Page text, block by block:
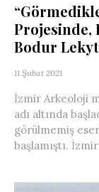
Projesinde,
Bodur
11 Şubat 2021
İzmir Arkeoloji
adı altında
görülmemiş
başlamıştı.